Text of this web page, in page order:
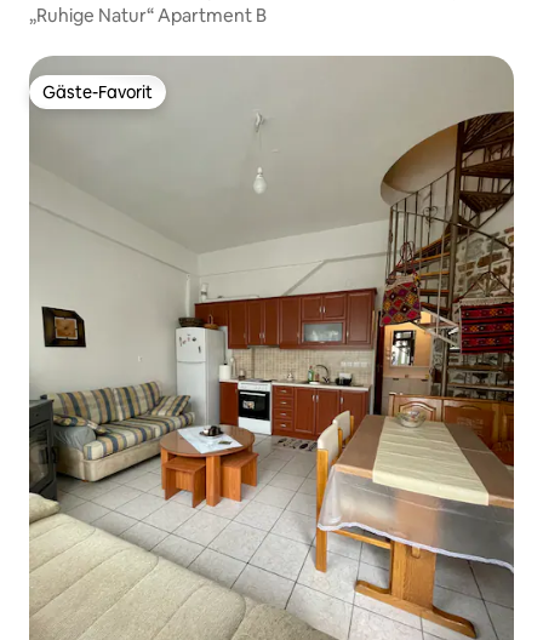
„Ruhige Natur“ Apartment B
Gäste-Favorit
Gäste-Favorit